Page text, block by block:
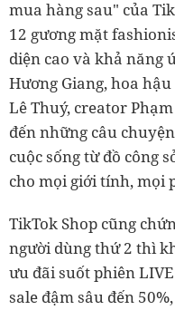
mua hàng sau" của
12 gương mặt
diện cao và khả năng
Hương Giang, hoa
Lê Thuý, creator
đến những câu
cuộc sống từ đồ công
cho mọi giới tính, mọi
TikTok Shop cũng
người dùng thứ 2 thì
ưu đãi suốt phiên
sale đậm sâu đến